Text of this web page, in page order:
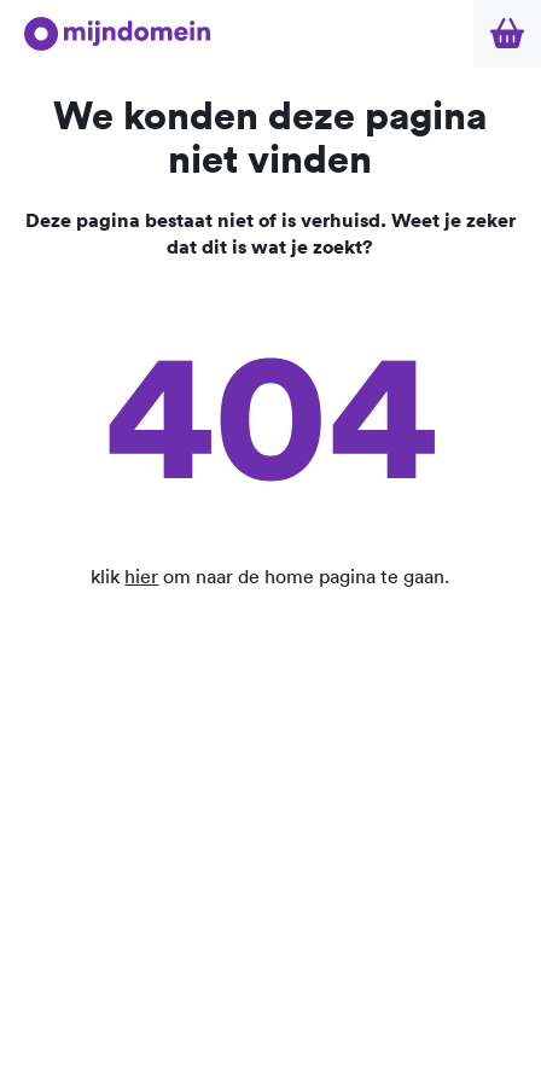
We konden deze pagina
niet vinden
Deze pagina bestaat niet of is verhuisd. Weet je zeker
dat dit is wat je zoekt?
404
klik hier om naar de home pagina te gaan.